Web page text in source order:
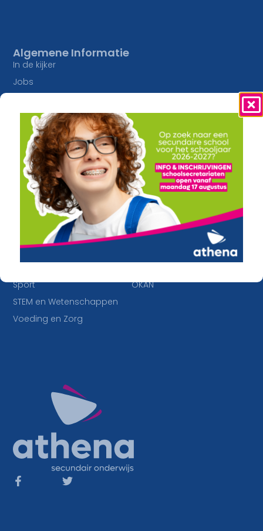
Onze Campussen
athena Pottelberg
athena Drie Hofsteden
athena Heule
Buitengewoon onderwijs
OKAN
Lesaanbod
Algemene vorming
Creatief
Constructie en Techniek
Economie en Maatschappij
Sport
STEM en Wetenschappen
Voeding en Zorg
Algemene Informatie
In de kijker
Jobs
Inschrijvingen